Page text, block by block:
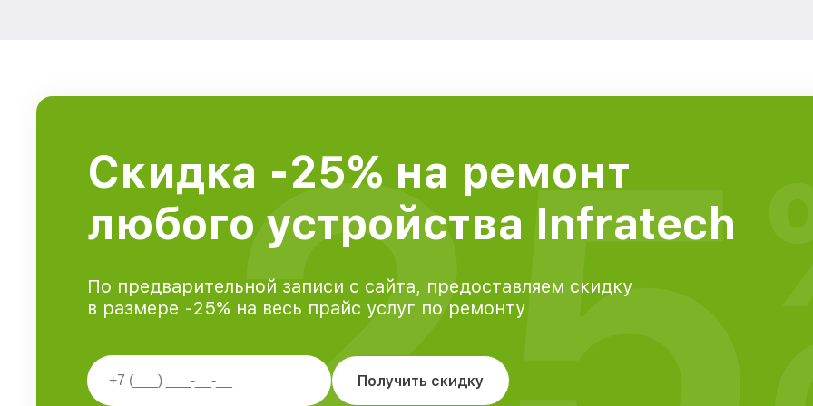
Скидка -25% на ремонт
любого устройства Infratech
По предварительной записи с сайта, предоставляем скидку
в размере -25% на весь прайс услуг по ремонту
Получить скидку